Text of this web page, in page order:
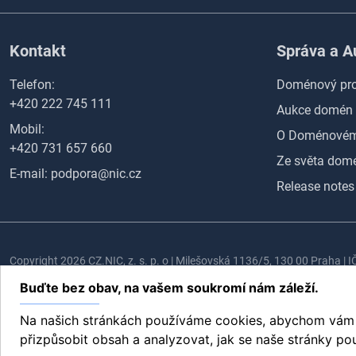
Kontakt
Telefon:
+420 222 745 111
Mobil:
+420 731 657 660
E-mail: podpora@nic.cz
Správa a
Doménový
Aukce domén
O
Ze světa
Release notes
Copyright 2026 CZ.NIC, z. s. p. o | Milešovská 1136/5, 130 00 Praha |
CZ.NIC je zájmové sdružení právnických osob zapsáno ve
Buďte bez obav, na vašem soukromí nám záleží.
Na našich stránkách používáme cookies, abychom
přizpůsobit obsah a analyzovat, jak se naše stránky